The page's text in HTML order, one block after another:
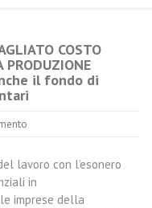
COSTO
PRODUZIONE
il fondo di
lavoro con l’esonero
in
imprese della